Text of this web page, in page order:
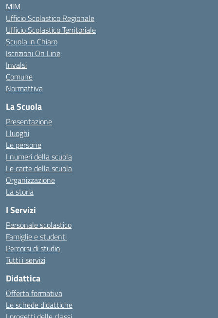
MIM
Ufficio Scolastico Regionale
Ufficio Scolastico Territoriale
Scuola in Chiaro
Iscrizioni On Line
Invalsi
Comune
Normattiva
La Scuola
Presentazione
I luoghi
Le persone
I numeri della scuola
Le carte della scuola
Organizzazione
La storia
I Servizi
Personale scolastico
Famiglie e studenti
Percorsi di studio
Tutti i servizi
Didattica
Offerta formativa
Le schede didattiche